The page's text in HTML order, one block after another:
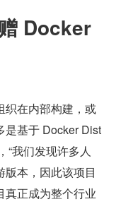
Docker
织在内部构建，或
是基于 Docker Dist
“我们发现许多人
本，因此该项目
真正成为整个行业